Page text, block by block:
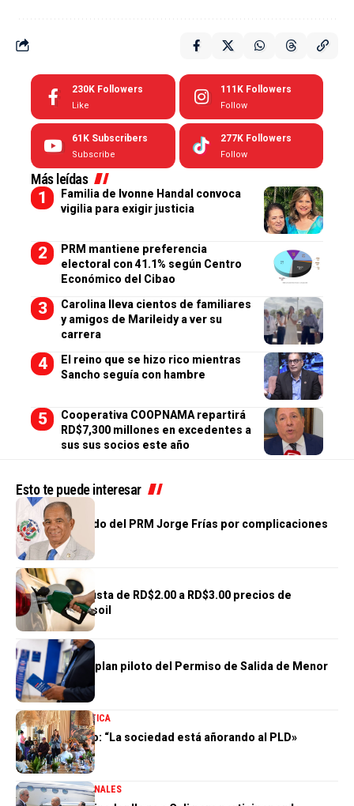
230K Followers
Like
111K Followers
Follow
61K Subscribers
Subscribe
277K Followers
Follow
Más leídas
Familia de Ivonne Handal convoca
vigilia para exigir justicia
PRM mantiene preferencia
electoral con 41.1% según Centro
Económico del Cibao
Carolina lleva cientos de familiares
y amigos de Marileidy a ver su
carrera
El reino que se hizo rico mientras
Sancho seguía con hambre
Cooperativa COOPNAMA repartirá
RD$7,300 millones en excedentes a
sus sus socios este año
Esto te puede interesar
NACIONALES
Fallece diputado del PRM Jorge Frías por complicaciones
de salud
NACIONALES
Gobierno reajusta de RD$2.00 a RD$3.00 precios de
gasolinas y gasoil
NACIONALES
DGM concluye plan piloto del Permiso de Salida de Menor
100 % Digital
NACIONALESPOLÍTICA
Zoraima Cuello: “La sociedad está añorando al PLD»
DESTACADANACIONALES